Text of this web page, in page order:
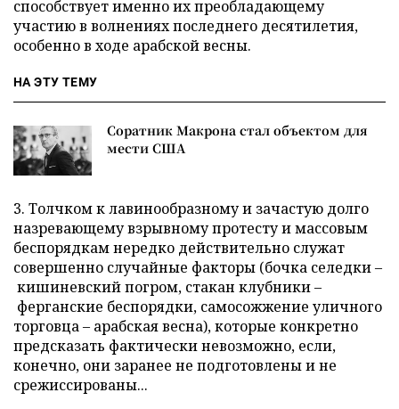
способствует именно их преобладающему
участию в волнениях последнего десятилетия,
особенно в ходе арабской весны.
НА ЭТУ ТЕМУ
Соратник Макрона стал объектом для
мести США
3. Толчком к лавинообразному и зачастую долго
назревающему взрывному протесту и массовым
беспорядкам нередко действительно служат
совершенно случайные факторы (бочка селедки –
кишиневский погром, стакан клубники –
ферганские беспорядки, самосожжение уличного
торговца – арабская весна), которые конкретно
предсказать фактически невозможно, если,
конечно, они заранее не подготовлены и не
срежиссированы...